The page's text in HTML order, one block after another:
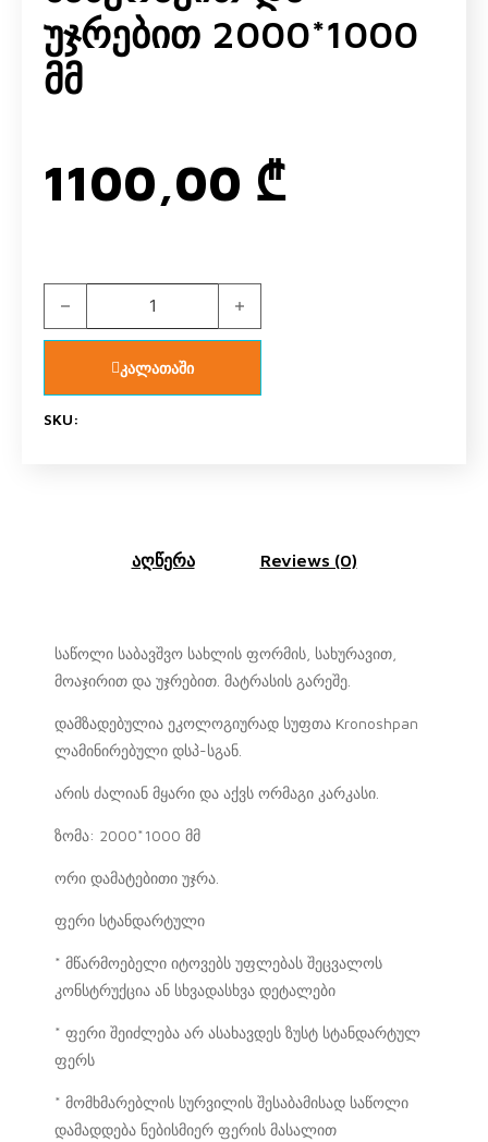
Უჯრებით 2000*1000
Მმ
1100,00 ₾
საწოლი საბავშვო სახლის ფორმის სახურავით და
კალათაში
SKU:
აღწერა Reviews (0)
საწოლი საბავშვო სახლის ფორმის, სახურავით,
მოაჯირით და უჯრებით. მატრასის გარეშე.
დამზადებულია ეკოლოგიურად სუფთა Kronoshpan
ლამინირებული დსპ-სგან.
არის ძალიან მყარი და აქვს ორმაგი კარკასი.
ზომა: 2000*1000 მმ
ორი დამატებითი უჯრა.
ფერი სტანდარტული
* მწარმოებელი იტოვებს უფლებას შეცვალოს
კონსტრუქცია ან სხვადასხვა დეტალები
* ფერი შეიძლება არ ასახავდეს ზუსტ სტანდარტულ
ფერს
* მომხმარებლის სურვილის შესაბამისად საწოლი
დამადდება ნებისმიერ ფერის მასალით